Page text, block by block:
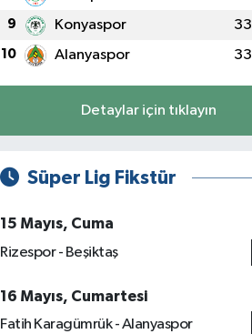
9 Konyaspor 33
10 Alanyaspor 33
Detaylar için tıklayın
Süper Lig Fikstür
15 Mayıs, Cuma
Rizespor - Beşiktaş
16 Mayıs, Cumartesi
Fatih Karagümrük - Alanyaspor